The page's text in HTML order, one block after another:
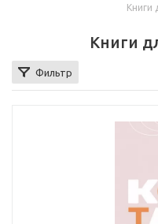
Книги
Книги
Фильтр